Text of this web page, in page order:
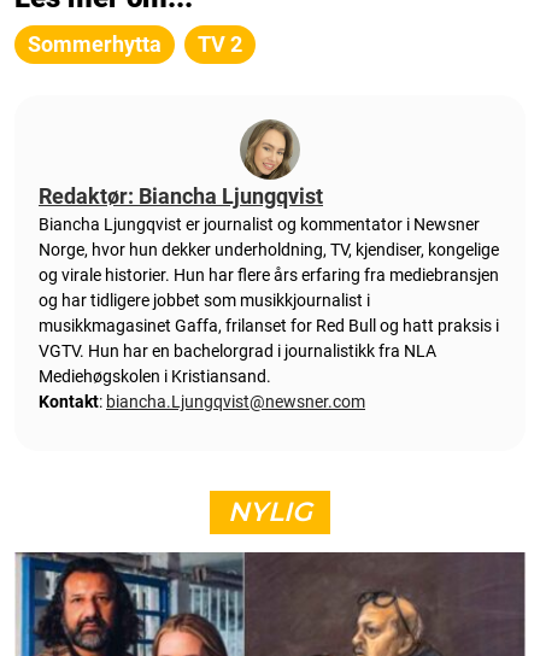
Sommerhytta TV 2
Redaktør: Biancha Ljungqvist
Biancha Ljungqvist er journalist og kommentator i Newsner
Norge, hvor hun dekker underholdning, TV, kjendiser, kongelige
og virale historier. Hun har flere års erfaring fra mediebransjen
og har tidligere jobbet som musikkjournalist i
musikkmagasinet Gaffa, frilanset for Red Bull og hatt praksis i
VGTV. Hun har en bachelorgrad i journalistikk fra NLA
Mediehøgskolen i Kristiansand.
Kontakt: biancha.Ljungqvist@newsner.com
NYLIG